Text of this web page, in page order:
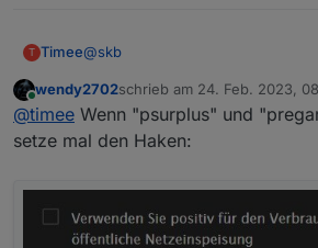
T Timee@skb
Ich habe die
Netz" aktiviert und folgendes
Ergebnis:
Online
wendy2702schrieb am 24. Feb. 2023,
zuletzt editiert von
@timee Wenn "psurplus" und
setze mal den Haken: